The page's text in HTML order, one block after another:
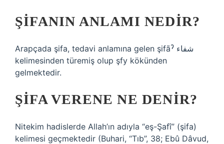
ŞIFANIN ANLAMI NEDIR?
Arapçada şifa, tedavi anlamına gelen şifāˀ شفاء
kelimesinden türemiş olup şfy kökünden
gelmektedir.
ŞIFA VERENE NE DENIR?
Nitekim hadislerde Allah’ın adıyla “eş-Şafî” (şifa)
kelimesi geçmektedir (Buhari, “Tıb”, 38; Ebû Dâvud,